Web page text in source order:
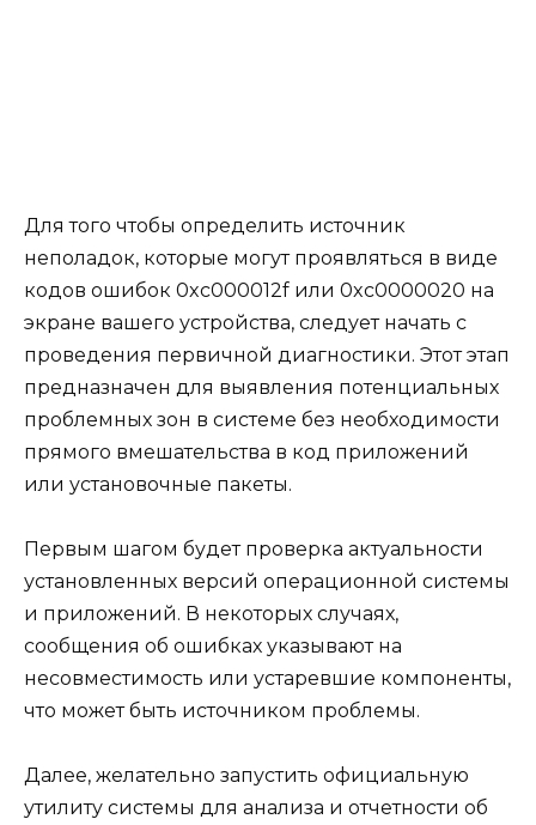
Для того чтобы определить источник
неполадок, которые могут проявляться в виде
кодов ошибок 0xc000012f или 0xc0000020 на
экране вашего устройства, следует начать с
проведения первичной диагностики. Этот этап
предназначен для выявления потенциальных
проблемных зон в системе без необходимости
прямого вмешательства в код приложений
или установочные пакеты.
Первым шагом будет проверка актуальности
установленных версий операционной системы
и приложений. В некоторых случаях,
сообщения об ошибках указывают на
несовместимость или устаревшие компоненты,
что может быть источником проблемы.
Далее, желательно запустить официальную
утилиту системы для анализа и отчетности об